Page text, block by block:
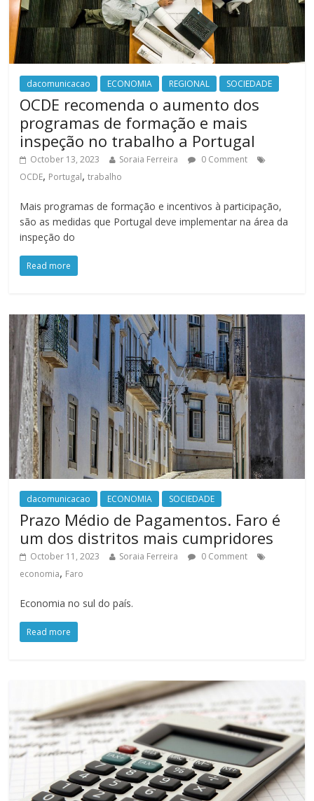
dacomunicacao ECONOMIA REGIONAL SOCIEDADE
OCDE recomenda o aumento dos
programas de formação e mais
inspeção no trabalho a Portugal
October 13, 2023 Soraia Ferreira
0 Comment
OCDE, Portugal,trabalho
Mais programas de formação e incentivos à participação,
são as medidas que Portugal deve implementar na área da
inspeção do
Read more
dacomunicacao ECONOMIA SOCIEDADE
Prazo Médio de Pagamentos. Faro é
um dos distritos mais cumpridores
October 11, 2023 Soraia Ferreira
0 Comment
economia, Faro
Economia no sul do país.
Read more